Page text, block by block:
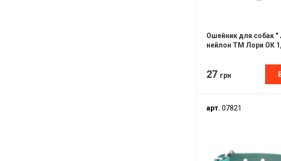
Ошейник для собак "
нейлон ТМ Лори ОК
27 грн
арт. 07821